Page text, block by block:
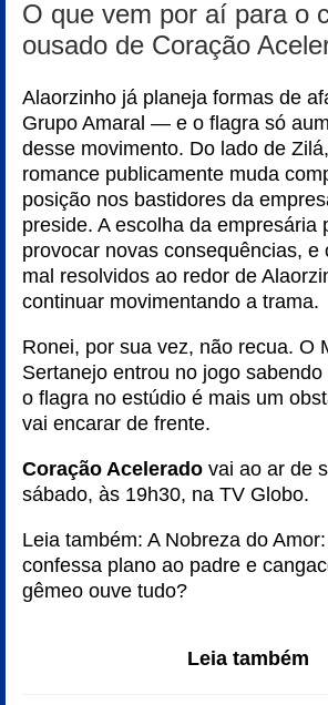
O que vem por aí para o
ousado de Coração
Alaorzinho já planeja formas de
Grupo Amaral — e o flagra só
desse movimento. Do lado de
romance publicamente muda
posição nos bastidores da
preside. A escolha da empresária
provocar novas consequências, e
mal resolvidos ao redor de
continuar movimentando a trama.
Ronei, por sua vez, não recua. O
Sertanejo entrou no jogo
o flagra no estúdio é mais um
vai encarar de frente.
Coração Acelerado vai ao ar de
sábado, às 19h30, na TV Globo.
Leia também: A Nobreza do
confessa plano ao padre e
gêmeo ouve tudo?
Leia também